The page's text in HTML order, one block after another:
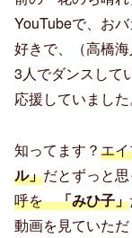
YouTubeで、お
好きで、（高橋
3人でダンスして
応援していました
知ってます？エ
ル」だとずっと思
呼を「みひ子」
動画を見ていた